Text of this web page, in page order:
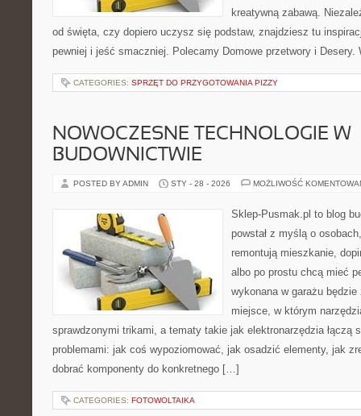
kreatywną zabawą.
od święta, czy dopiero uczysz się podstaw, znajdziesz tu
pewniej i jeść smaczniej. Polecamy Domowe przetwory i
CATEGORIES: SPRZĘT DO PRZYGOTOWANIA PIZZY
NOWOCZESNE TECHNOLOGIE W
BUDOWNICTWIE
POSTED BY ADMIN STY - 28 - 2026 MOŻLIWOŚĆ
Sklep-Pusmak.pl to blog
powstał z myślą o
remontują mieszkanie,
albo po prostu chcą mieć
wykonana w garażu będzie
miejsce, w którym
sprawdzonymi trikami, a tematy takie jak elektronarzędzia łączą
problemami: jak coś wypoziomować, jak osadzić elementy, jak
dobrać komponenty do konkretnego […]
CATEGORIES: FOTOWOLTAIKA